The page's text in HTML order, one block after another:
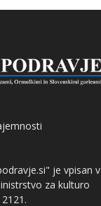
je vpisan v
za kulturo